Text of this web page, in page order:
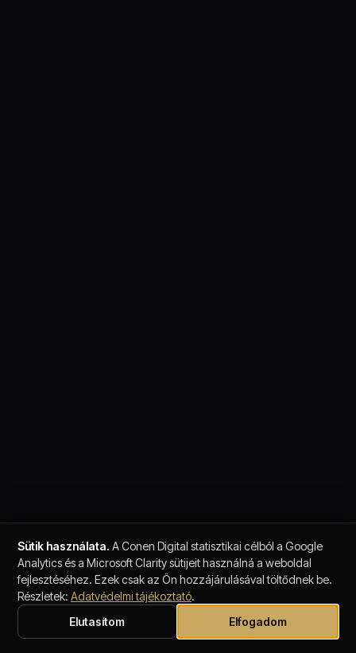
Sütik használata. A Conen Digital statisztikai célból a Google
Analytics és a Microsoft Clarity sütijeit használná a weboldal
fejlesztéséhez. Ezek csak az Ön hozzájárulásával töltődnek be.
Részletek: Adatvédelmi tájékoztató.
Elutasítom
Elfogadom